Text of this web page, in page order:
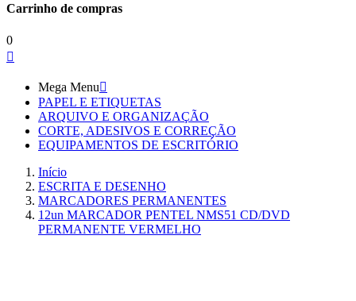
Carrinho de compras
0

Mega Menu
PAPEL E ETIQUETAS
ARQUIVO E ORGANIZAÇÃO
CORTE, ADESIVOS E CORREÇÃO
EQUIPAMENTOS DE ESCRITÓRIO
Início
ESCRITA E DESENHO
MARCADORES PERMANENTES
12un MARCADOR PENTEL NMS51 CD/DVD
PERMANENTE VERMELHO